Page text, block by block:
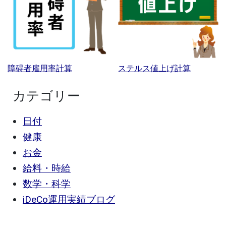
障碍者雇用率計算 ステルス値上げ計算
カテゴリー
日付
健康
お金
給料・時給
数学・科学
iDeCo運用実績ブログ